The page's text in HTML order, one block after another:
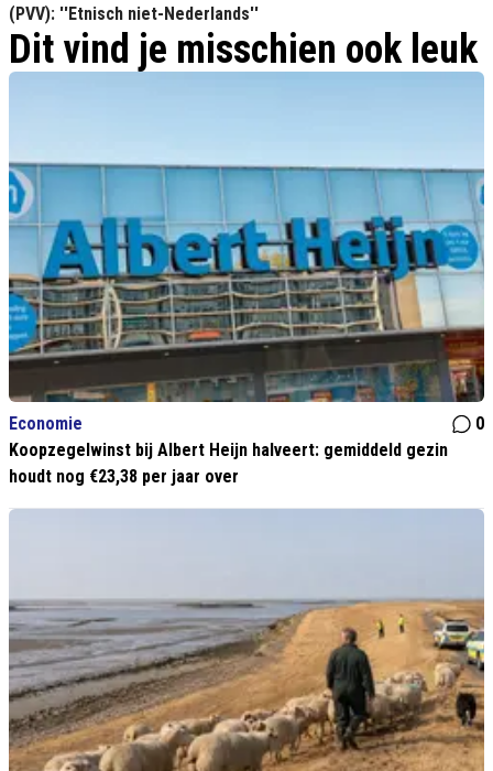
(PVV): ''Etnisch niet-Nederlands''
Dit vind je misschien ook leuk
Economie
0
Koopzegelwinst bij Albert Heijn halveert: gemiddeld gezin
houdt nog €23,38 per jaar over